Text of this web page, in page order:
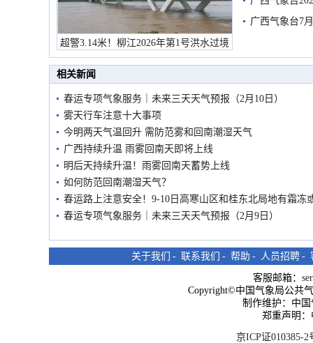
超警3.14米！柳江2026年第1号洪水过境
市民在堤岸见证汛况
预警
广西气象台7
相关新闻
春运专项气象服务｜未来三天天气预报（2月10日）
雾天行车注意十大事项
今明两天气温回升 需防范雾和回南潮湿天气
广西持续升温 雨雾回南天即将上线
明后天持续升温！雨雾回南天蓄势上线
如何防范回南潮湿天气？
春运路上注意安全！9-10日高寒山区和桂东北局地有霜冻
春运专项气象服务｜未来三天天气预报（2月9日）
关于我们 - 联系我们 - 帮助 - 人员招聘 -
客服邮箱：
Copyright©中国气象局公共
制作维护：中
郑重声明
京ICP证010385-2